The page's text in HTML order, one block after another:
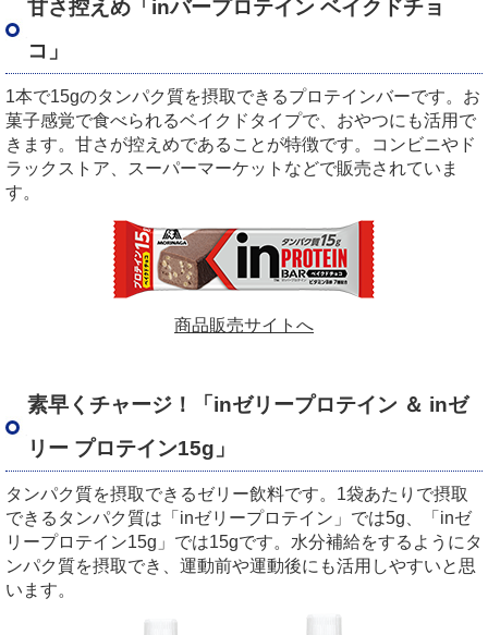
甘さ控えめ「 inバープロテイン ベイクドチョ
コ」
1本で15gのタンパク質を摂取できるプロテインバーです。お
菓子感覚で食べられるベイクドタイプで、おやつにも活用で
きます。甘さが控えめであることが特徴です。コンビニやド
ラックストア、スーパーマーケットなどで販売されていま
す。
商品販売サイトへ
素早くチャージ！「inゼリープロテイン ＆ inゼ
リー プロテイン15g」
タンパク質を摂取できるゼリー飲料です。 1袋あたりで摂取
できるタンパク質は「 inゼリープロテイン」では5g 、「 inゼ
リープロテイン15g 」では15gです。水分補給をするようにタ
ンパク質を摂取でき、運動前や運動後にも活用しやすいと思
います。